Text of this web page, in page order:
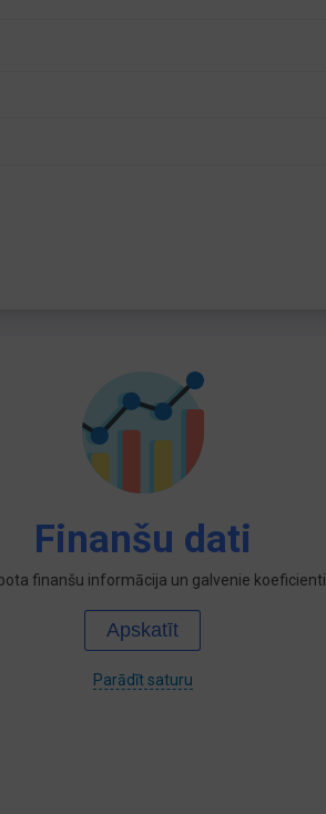
Finanšu dati
finanšu informācija un galvenie koeficienti
Apskatīt
Parādīt saturu